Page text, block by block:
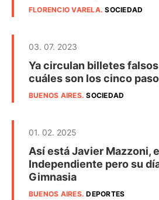
FLORENCIO VARELA.SOCIEDAD
03. 07. 2023
Ya circulan billetes
cuáles son los cinco
BUENOS AIRES.SOCIEDAD
01. 02. 2025
Así está Javier Mazzoni,
Independiente pero su
Gimnasia
BUENOS AIRES.DEPORTES